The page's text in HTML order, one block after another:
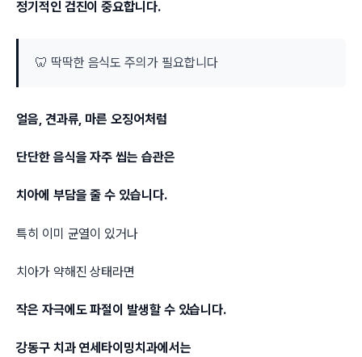
정기적인 검진이 중요합니다.
🦷 딱딱한 음식도 주의가 필요합니다
얼음, 견과류, 마른 오징어처럼
단단한 음식을 자주 씹는 습관은
치아에 부담을 줄 수 있습니다.
특히 이미 균열이 있거나
치아가 약해진 상태라면
작은 자극에도 파절이 발생할 수 있습니다.
강동구 치과 연세타이밍치과에서는